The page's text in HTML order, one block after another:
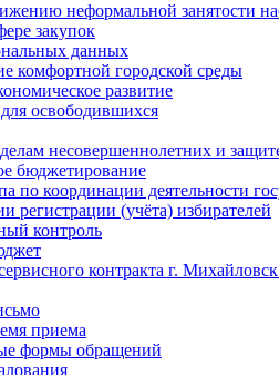
неформальной занятости
закупок
данных
комфортной городской среды
развитие
освободившихся
несовершеннолетних и
бюджетирование
по координации деятельности
регистрации (учёта) избирателей
контроль
контракта г.
приема
формы обращений